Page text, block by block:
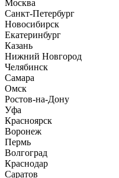
Москва
Санкт-Петербург
Новосибирск
Екатеринбург
Казань
Нижний Новгород
Челябинск
Самара
Омск
Ростов-на-Дону
Уфа
Красноярск
Воронеж
Пермь
Волгоград
Краснодар
Саратов